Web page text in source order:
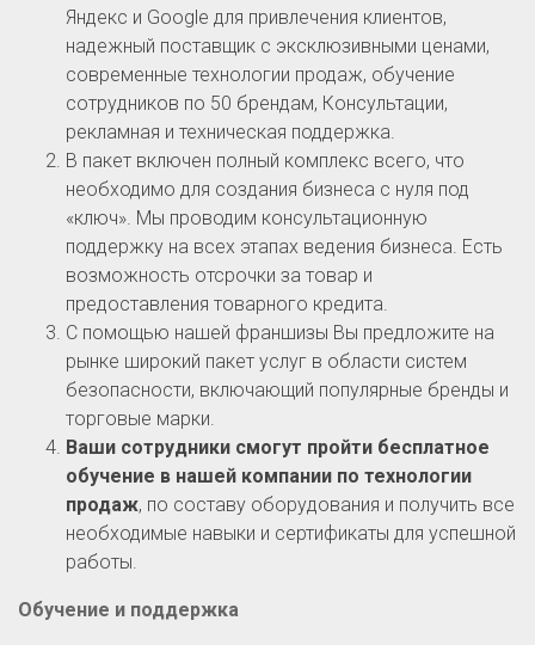
Яндекс и Google для привлечения клиентов,
надежный поставщик с эксклюзивными ценами,
современные технологии продаж, обучение
сотрудников по 50 брендам, Консультации,
рекламная и техническая поддержка.
В пакет включен полный комплекс всего, что
необходимо для создания бизнеса с нуля под
«ключ». Мы проводим консультационную
поддержку на всех этапах ведения бизнеса. Есть
возможность отсрочки за товар и
предоставления товарного кредита.
С помощью нашей франшизы Вы предложите на
рынке широкий пакет услуг в области систем
безопасности, включающий популярные бренды и
торговые марки.
Ваши сотрудники смогут пройти бесплатное
обучение в нашей компании по технологии
продаж, по составу оборудования и получить все
необходимые навыки и сертификаты для успешной
работы.
Обучение и поддержка